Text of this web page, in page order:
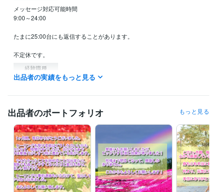
メッセージ対応可能時間
9:00～24:00
たまに25:00台にも返信することがあります。
経験職種
営業 / 法人営業 経験年数 : 15年
営業 / 営業事務・アシスタント 経験年数 : 9年
事務・ビジネスサポート / 事務（一般事務）
ライフスタイル・その他 / 占い師
受賞歴
ゴールドランクに昇格 プラチナランクに昇格
ビジネス・クリエイティブツール
Excel:15年PowerPoint:3年Word:15年
得意分野
出品者の実績をもっと見る
出品者のポートフォリオ もっと見る